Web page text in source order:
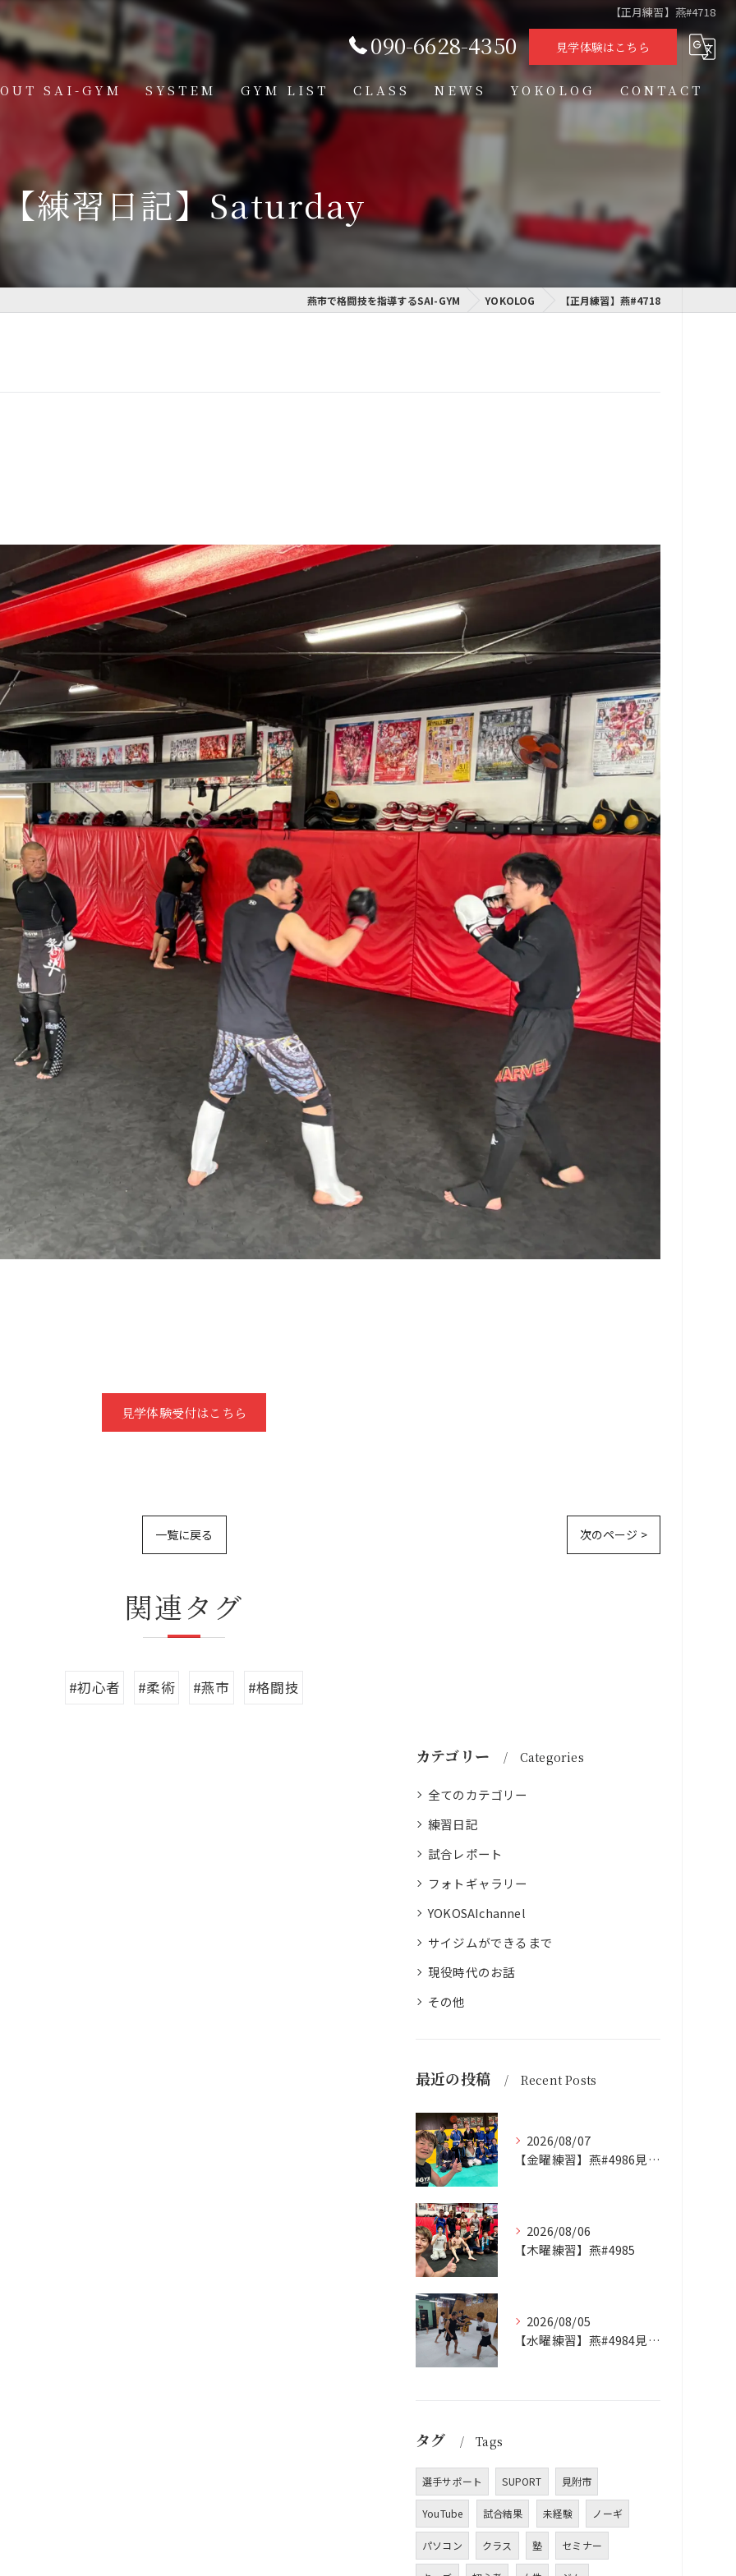
【正月練習】燕#4718
090-6628-4350 見学体験はこちら
SAI-GYM SYSTEM GYM LIST
燕道場
CLASS
格闘技クラス
通信制高校学習センター
NEWS YOKOLOG CONTACT
【練習日記】Saturday
燕市で格闘技を指導するSAI-GYM YOKOLOG 【正月練習】燕#4718
見学体験受付はこちら
一覧に戻る 次のページ >
関連タグ
#初心者 #柔術 #燕市 #格闘技
カテゴリー Categories
全てのカテゴリー
練習日記
試合レポート
フォトギャラリー
YOKOSAIchannel
サイジムができるまで
現役時代のお話
その他
最近の投稿 Recent Posts
2026/08/07
【金曜練習】燕#4986見附#493
2026/08/06
【木曜練習】燕#4985
2026/08/05
【水曜練習】燕#4984見附#492
タグ Tags
選手サポート SUPORT 見附市
YouTube 試合結果 未経験 ノーギ
パソコン クラス 塾 セミナー